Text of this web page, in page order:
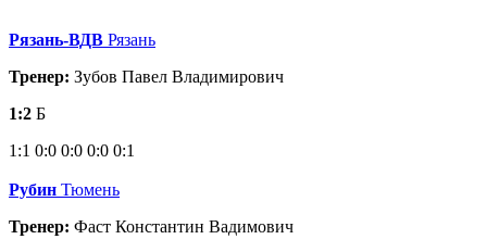
Рязань-ВДВ Рязань
Тренер: Зубов Павел Владимирович
1:2 Б
1:1 0:0 0:0 0:0 0:1
Рубин Тюмень
Тренер: Фаст Константин Вадимович